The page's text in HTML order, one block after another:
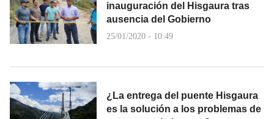
inauguración del Hisgaura tras
ausencia del Gobierno
25/01/2020 - 10:49
¿La entrega del puente Hisgaura
es la solución a los problemas de